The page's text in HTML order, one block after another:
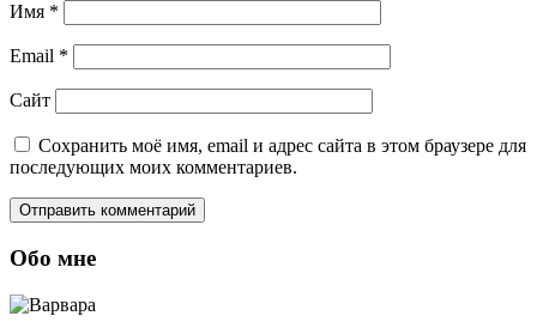
Имя *
Email *
Сайт
Сохранить моё имя, email и адрес сайта в этом браузере для
последующих моих комментариев.
Обо мне